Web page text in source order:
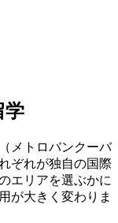
学
メトロバンクーバ
ぞれが独自の国際
エリアを選ぶかに
が大きく変わりま